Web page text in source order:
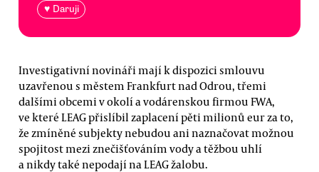
♥ Daruji
Investigativní novináři mají k dispozici smlouvu
uzavřenou s městem Frankfurt nad Odrou, třemi
dalšími obcemi v okolí a vodárenskou firmou FWA,
ve které LEAG přislíbil zaplacení pěti milionů eur za to,
že zmíněné subjekty nebudou ani naznačovat možnou
spojitost mezi znečišťováním vody a těžbou uhlí
a nikdy také nepodají na LEAG žalobu.